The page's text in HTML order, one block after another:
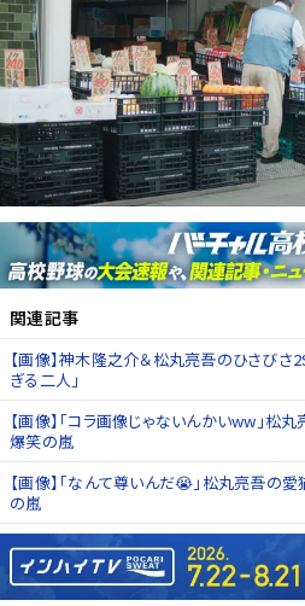
関連記事
【画像】神木隆之介＆松丸亮吾のひさびさ
ぎる二人」
【画像】「コラ画像じゃないんかいww」
爆笑の嵐
【画像】「なんて尊いんだ😭」松丸亮吾の
の嵐